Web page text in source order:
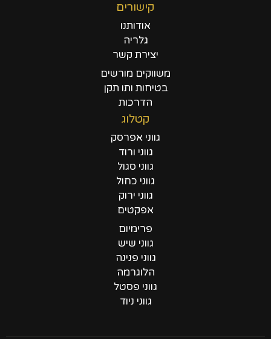
קישורים
אודותנו
גלריה
יצירת קשר
משווקים מורשים
בטיחות ותו תקן
הדרכות
קטלוג
גווני אפרסק
גווני ורוד
גווני סגול
גווני כחול
גווני ירוק
אפקטים
פרימיום
גווני שיש
גווני פנינה
הלוגרמה
גווני פסטל
גווני ניוד